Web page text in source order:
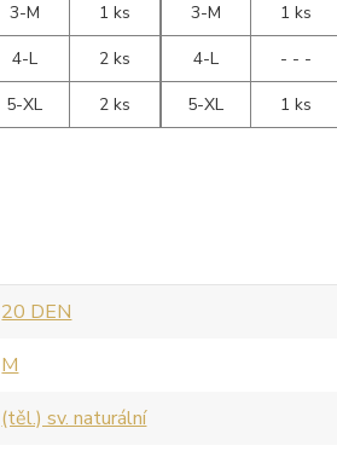
3-M
1 ks
4-L
2 ks
5-XL
2 ks
3-M
1 ks
4-L
- - -
5-XL
1 ks
20 DEN
M
(těl.) sv. naturální